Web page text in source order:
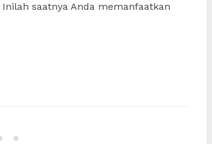
saatnya Anda memanfaatkan